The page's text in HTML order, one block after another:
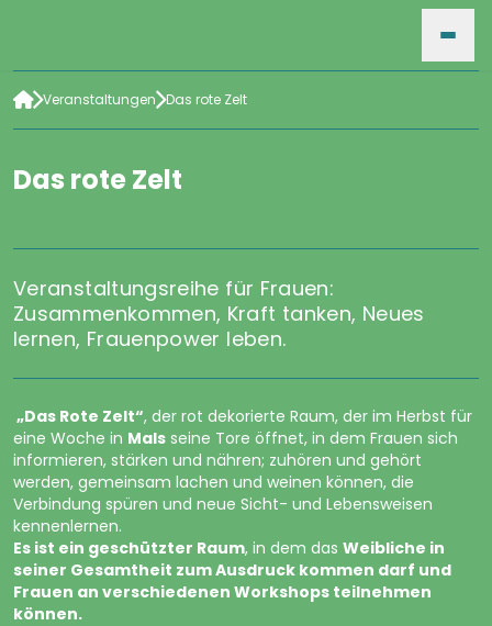
HOME
FÜR VERANSTALTER
ARCHIV
Veranstaltungen Das rote Zelt
Das rote Zelt
Veranstaltungsreihe für Frauen:
Zusammenkommen, Kraft tanken, Neues
lernen, Frauenpower leben.
„Das Rote Zelt“, der rot dekorierte Raum, der im Herbst für
eine Woche in Mals seine Tore öffnet, in dem Frauen sich
informieren, stärken und nähren; zuhören und gehört
werden, gemeinsam lachen und weinen können, die
Verbindung spüren und neue Sicht- und Lebensweisen
kennenlernen.
Es ist ein geschützter Raum, in dem das Weibliche in
seiner Gesamtheit zum Ausdruck kommen darf und
Frauen an verschiedenen Workshops teilnehmen
können.